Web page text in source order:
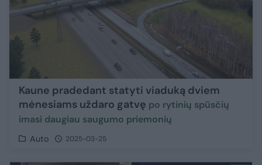
Kaune pradedant statyti viaduką dviem
mėnesiams uždaro gatvę po rytinių spūsčių
imasi daugiau saugumo priemonių
Auto 2025-03-25